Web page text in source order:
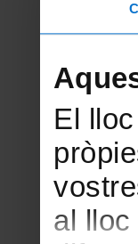
El
al